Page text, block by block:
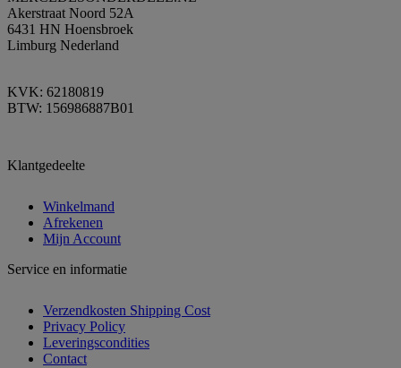
Akerstraat Noord 52A
6431 HN Hoensbroek
Limburg Nederland
KVK: 62180819
BTW: 156986887B01
Klantgedeelte
Winkelmand
Afrekenen
Mijn Account
Service en informatie
Verzendkosten Shipping Cost
Privacy Policy
Leveringscondities
Contact